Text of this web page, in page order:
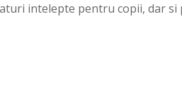
intelepte pentru copii, dar